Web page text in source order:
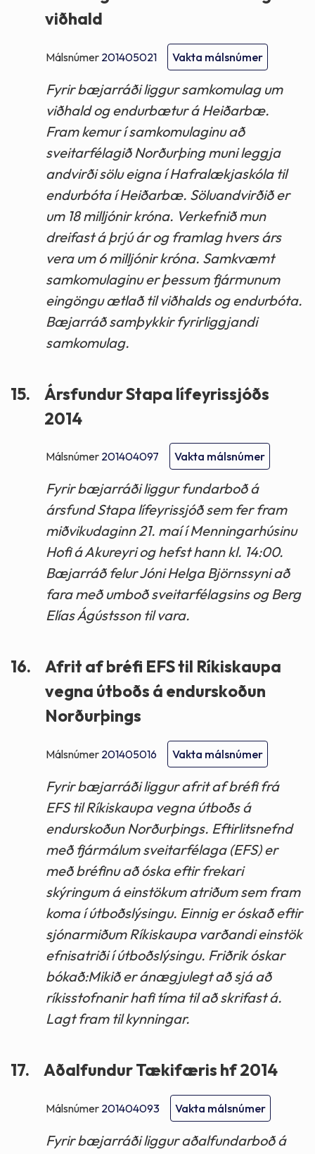
viðhald
Málsnúmer 201405021 Vakta málsnúmer
Fyrir bæjarráði liggur samkomulag um
viðhald og endurbætur á Heiðarbæ.
Fram kemur í samkomulaginu að
sveitarfélagið Norðurþing muni leggja
andvirði sölu eigna í Hafralækjaskóla til
endurbóta í Heiðarbæ. Söluandvirðið er
um 18 milljónir króna. Verkefnið mun
dreifast á þrjú ár og framlag hvers árs
vera um 6 milljónir króna. Samkvæmt
samkomulaginu er þessum fjármunum
eingöngu ætlað til viðhalds og endurbóta.
Bæjarráð samþykkir fyrirliggjandi
samkomulag.
15.
Ársfundur Stapa lífeyrissjóðs
2014
Málsnúmer 201404097 Vakta málsnúmer
Fyrir bæjarráði liggur fundarboð á
ársfund Stapa lífeyrissjóð sem fer fram
miðvikudaginn 21. maí í Menningarhúsinu
Hofi á Akureyri og hefst hann kl. 14:00.
Bæjarráð felur Jóni Helga Björnssyni að
fara með umboð sveitarfélagsins og Berg
Elías Ágústsson til vara.
16.
Afrit af bréfi EFS til Ríkiskaupa
vegna útboðs á endurskoðun
Norðurþings
Málsnúmer 201405016 Vakta málsnúmer
Fyrir bæjarráði liggur afrit af bréfi frá
EFS til Ríkiskaupa vegna útboðs á
endurskoðun Norðurþings. Eftirlitsnefnd
með fjármálum sveitarfélaga (EFS) er
með bréfinu að óska eftir frekari
skýringum á einstökum atriðum sem fram
koma í útboðslýsingu. Einnig er óskað eftir
sjónarmiðum Ríkiskaupa varðandi einstök
efnisatriði í útboðslýsingu. Friðrik óskar
bókað:Mikið er ánægjulegt að sjá að
ríkisstofnanir hafi tíma til að skrifast á.
Lagt fram til kynningar.
17. Aðalfundur Tækifæris hf 2014
Málsnúmer 201404093 Vakta málsnúmer
Fyrir bæjarráði liggur aðalfundarboð á